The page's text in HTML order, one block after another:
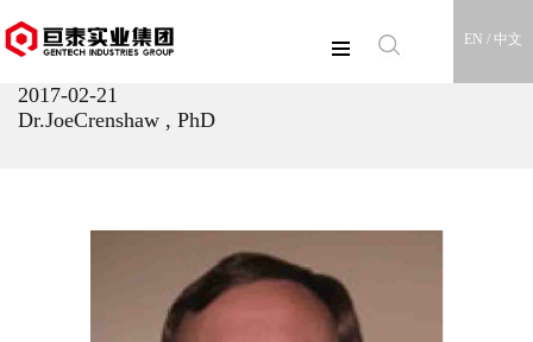
EN / 中文
2017-02-21
Dr.JoeCrenshaw , PhD